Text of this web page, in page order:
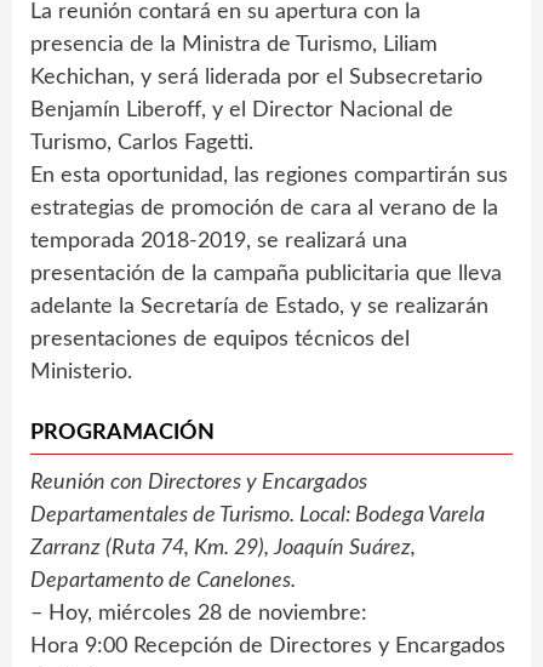
La reunión contará en su apertura con la
presencia de la Ministra de Turismo, Liliam
Kechichan, y será liderada por el Subsecretario
Benjamín Liberoff, y el Director Nacional de
Turismo, Carlos Fagetti.
En esta oportunidad, las regiones compartirán sus
estrategias de promoción de cara al verano de la
temporada 2018-2019, se realizará una
presentación de la campaña publicitaria que lleva
adelante la Secretaría de Estado, y se realizarán
presentaciones de equipos técnicos del
Ministerio.
PROGRAMACIÓN
Reunión con Directores y Encargados
Departamentales de Turismo. Local: Bodega Varela
Zarranz (Ruta 74, Km. 29), Joaquín Suárez,
Departamento de Canelones.
– Hoy, miércoles 28 de noviembre:
Hora 9:00 Recepción de Directores y Encargados